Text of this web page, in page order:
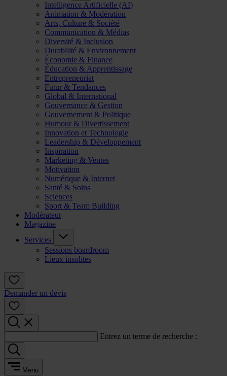
Intelligence Artificielle (AI)
Animation & Modération
Arts, Culture & Société
Communication & Médias
Diversité & Inclusion
Durabilité & Environnement
Économie & Finance
Éducation & Apprentissage
Entrepreneuriat
Futur & Tendances
Global & International
Gouvernance & Gestion
Gouvernement & Politique
Humour & Divertissement
Innovation et Technologie
Leadership & Développement
Inspiration
Marketing & Ventes
Motivation
Numérique & Internet
Santé & Soins
Sciences
Sport & Team Building
Modérateur
Magazine
Services
Sessions boardroom
Lieux insolites
Demander un devis
Entrez un terme de recherche :
Menu